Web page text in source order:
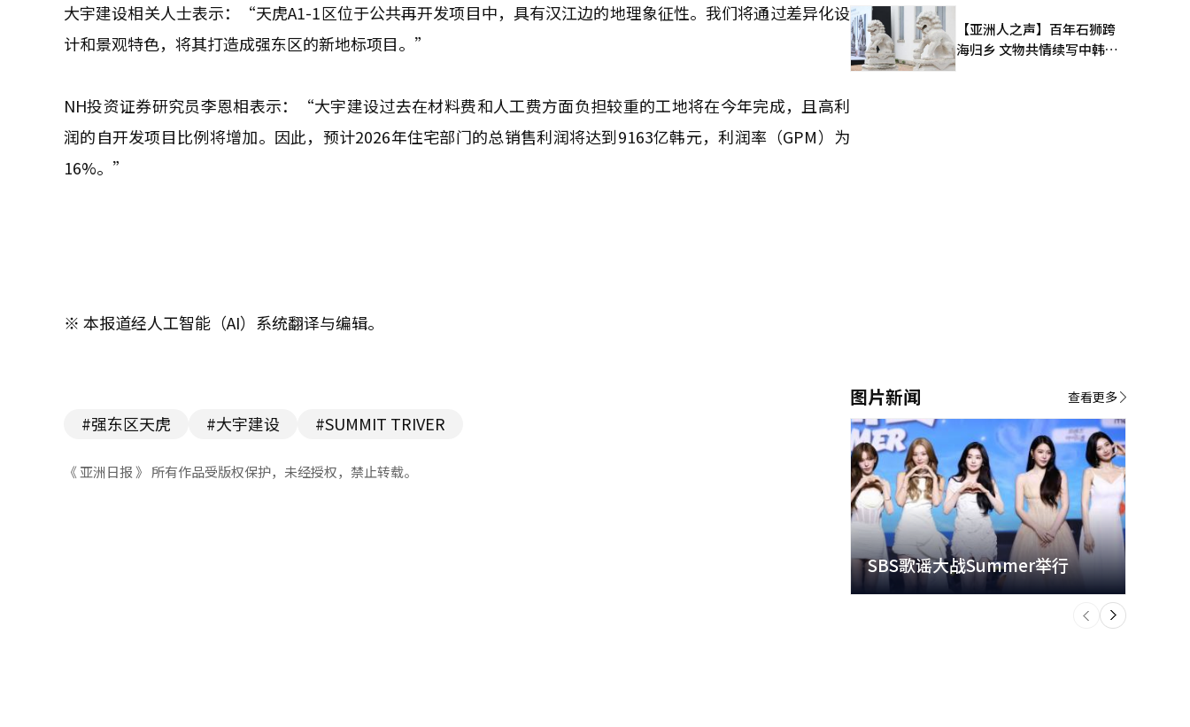
大宇建设相关人士表示：“天虎A1-1区位于公共再开发项目中，具有汉江边的地理象征性。我们将通过差异化设
计和景观特色，将其打造成强东区的新地标项目。”
NH投资证券研究员李恩相表示：“大宇建设过去在材料费和人工费方面负担较重的工地将在今年完成，且高利
润的自开发项目比例将增加。因此，预计2026年住宅部门的总销售利润将达到9163亿韩元，利润率（GPM）为
16%。”
※ 本报道经人工智能（AI）系统翻译与编辑。
#强东区天虎 #大宇建设 #SUMMIT TRIVER
《 亚洲日报 》 所有作品受版权保护，未经授权，禁止转载。
【亚洲人之声】百年石狮跨
海归乡 文物共情续写中韩人
图片新闻
SBS歌谣大战Summer举行
下
一
个
查看更多